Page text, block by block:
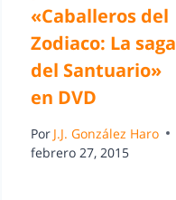
«Caballeros del
Zodiaco: La saga
del Santuario»
en DVD
Por J.J. González Haro
febrero 27, 2015